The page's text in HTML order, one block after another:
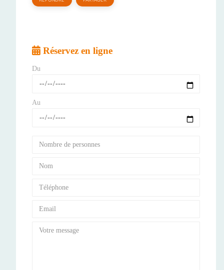
Réservez en ligne
Du
Au